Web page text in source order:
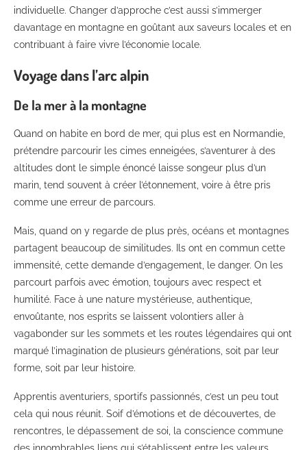
individuelle. Changer d’approche c’est aussi s’immerger
davantage en montagne en goûtant aux saveurs locales et en
contribuant à faire vivre l’économie locale.
Voyage dans l’arc alpin
De la mer à la montagne
Quand on habite en bord de mer, qui plus est en Normandie,
prétendre parcourir les cimes enneigées, s’aventurer à des
altitudes dont le simple énoncé laisse songeur plus d’un
marin, tend souvent à créer l’étonnement, voire à être pris
comme une erreur de parcours.
Mais, quand on y regarde de plus près, océans et montagnes
partagent beaucoup de similitudes. Ils ont en commun cette
immensité, cette demande d’engagement, le danger. On les
parcourt parfois avec émotion, toujours avec respect et
humilité. Face à une nature mystérieuse, authentique,
envoûtante, nos esprits se laissent volontiers aller à
vagabonder sur les sommets et les routes légendaires qui ont
marqué l’imagination de plusieurs générations, soit par leur
forme, soit par leur histoire.
Apprentis aventuriers, sportifs passionnés, c’est un peu tout
cela qui nous réunit. Soif d’émotions et de découvertes, de
rencontres, le dépassement de soi, la conscience commune